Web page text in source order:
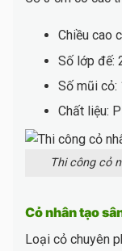
Chiều cao
Số lớp đế:
Số mũi cỏ:
Chất liệu:
Thi công cỏ
Cỏ nhân tạo
Loại cỏ chuyên